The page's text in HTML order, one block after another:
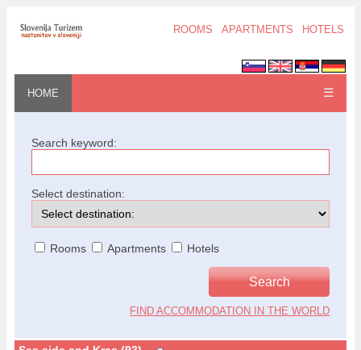
ROOMS APARTMENTS HOTELS
HOME ☰
Search keyword:
Select destination:
Rooms Apartments Hotels
FIND ACCOMMODATION IN THE WORLD